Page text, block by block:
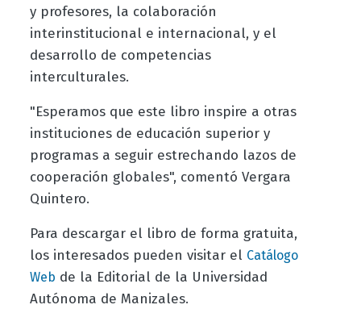
y profesores, la colaboración
interinstitucional e internacional, y el
desarrollo de competencias
interculturales.
"Esperamos que este libro inspire a otras
instituciones de educación superior y
programas a seguir estrechando lazos de
cooperación globales", comentó Vergara
Quintero.
Para descargar el libro de forma gratuita,
los interesados pueden visitar el Catálogo
Web de la Editorial de la Universidad
Autónoma de Manizales.